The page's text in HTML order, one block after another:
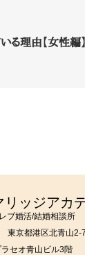
る理由【女性編】
リッジアカ
ブ婚活/結婚相談所
東京都港区北青山2-
ラセオ青山ビル3階